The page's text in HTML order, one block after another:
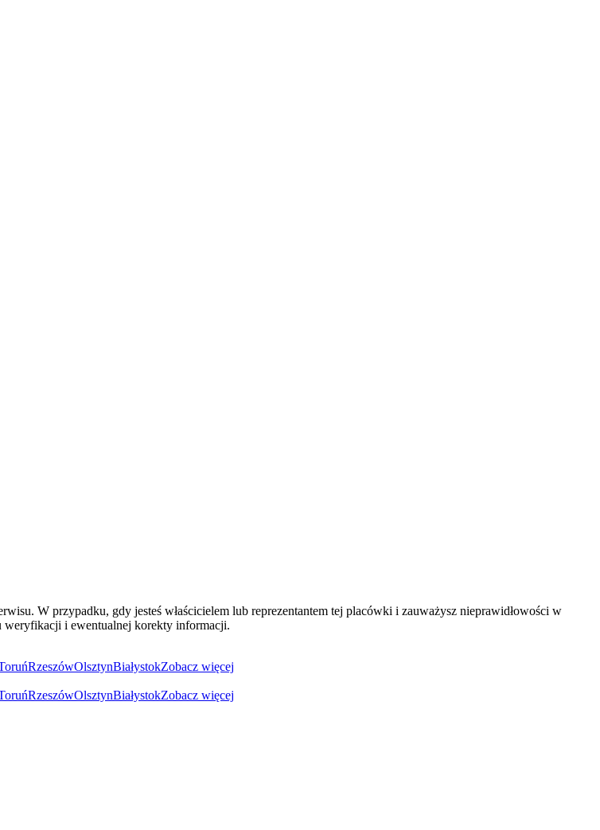
W przypadku, gdy jesteś właścicielem lub reprezentantem tej placówki i zauważysz nieprawidłowości w
weryfikacji i ewentualnej korekty informacji.
RzeszówOlsztynBiałystokZobacz więcej
RzeszówOlsztynBiałystokZobacz więcej